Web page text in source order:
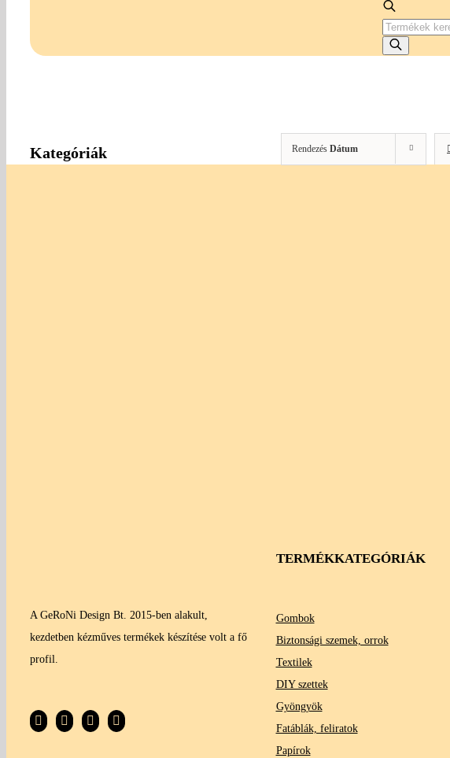
PRODUCTS
SEARCH
Rendezés Dátum
Kategóriák
A GeRoNi Design Bt. 2015-ben alakult,
kezdetben kézműves termékek készítése volt a fő
profil.
TERMÉKKATEGÓRIÁK
Gombok
Biztonsági szemek, orrok
Textilek
DIY szettek
Gyöngyök
Fatáblák, feliratok
Papírok